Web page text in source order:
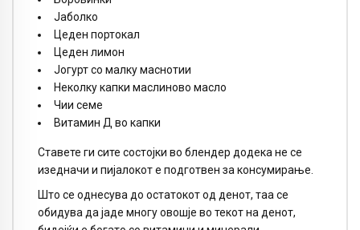
Јаболко
Цеден портокал
Цеден лимон
Јогурт со малку маснотии
Неколку капки маслиново масло
Чии семе
Витамин Д во капки
Ставете ги сите состојки во блендер додека не се
изедначи и пијалокот е подготвен за консумирање.
Што се однесува до остатокот од денот, таа се
обидува да јаде многу овошје во текот на денот,